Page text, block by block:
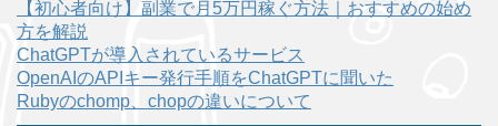
【初心者向け】副業で月5万円稼ぐ方法｜おすすめの始め
方を解説
ChatGPTが導入されているサービス
OpenAIのAPIキー発行手順をChatGPTに聞いた
Rubyのchomp、chopの違いについて